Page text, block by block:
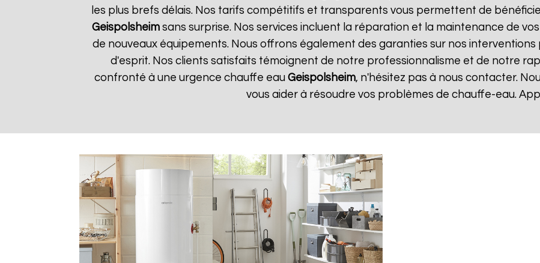
les plus brefs délais. Nos tarifs compétitifs et transparents vous permettent de
Geispolsheim sans surprise. Nos services incluent la réparation et la maintenance de
de nouveaux équipements. Nous offrons également des garanties sur nos
d'esprit. Nos clients satisfaits témoignent de notre professionnalisme et de notre
confronté à une urgence chauffe eau Geispolsheim, n'hésitez pas à nous contacter.
vous aider à résoudre vos problèmes de chauffe-eau.